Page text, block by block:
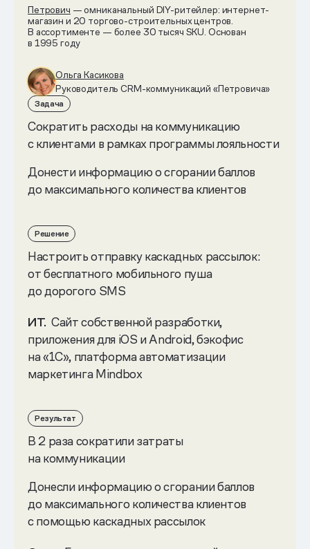
Петрович — омниканальный DIY-ритейлер: интернет-
магазин и 20 торгово-строительных центров.
В ассортименте — более 30 тысяч SKU. Основан
в 1995 году
Ольга Касикова
Руководитель CRM-коммуникаций «Петровича»
Задача
Сократить расходы на коммуникацию
с клиентами в рамках программы лояльности
Донести информацию о сгорании баллов
до максимального количества клиентов
Решение
Настроить отправку каскадных рассылок:
от бесплатного мобильного пуша
до дорогого SMS
ИТ.Сайт собственной разработки,
приложения для iOS и Android, бэкофис
на «1С», платформа автоматизации
маркетинга Mindbox
Результат
В 2 раза сократили затраты
на коммуникации
Донесли информацию о сгорании баллов
до максимального количества клиентов
с помощью каскадных рассылок